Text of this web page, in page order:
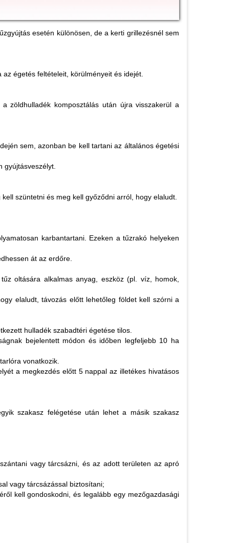
esetén különösen, de a kerti grillezésnél sem
égetés feltételeit, körülményeit és idejét.
zöldhulladék komposztálás után újra visszakerül a
sem, azonban be kell tartani az általános égetési
gyújtásveszélyt.
szüntetni és meg kell győződni arról, hogy elaludt.
karbantartani. Ezeken a tűzrakó helyeken
át az erdőre.
oltására alkalmas anyag, eszköz (pl. víz, homok,
elaludt, távozás előtt lehetőleg földet kell szórni a
hulladék szabadtéri égetése tilos.
bejelentett módon és időben legfeljebb 10 ha
vonatkozik.
a megkezdés előtt 5 nappal az illetékes hivatásos
szakasz felégetése után lehet a másik szakasz
vagy tárcsázni, és az adott területen az apró
vagy tárcsázással biztosítani;
kell gondoskodni, és legalább egy mezőgazdasági